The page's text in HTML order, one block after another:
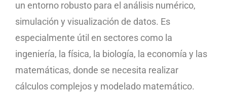
un entorno robusto para el análisis numérico,
simulación y visualización de datos. Es
especialmente útil en sectores como la
ingeniería, la física, la biología, la economía y las
matemáticas, donde se necesita realizar
cálculos complejos y modelado matemático.